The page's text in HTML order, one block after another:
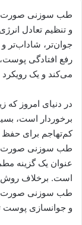
طب سوزنی صورت
و تنظیم تعادل
جوان‌تر،
رفع افتادگی
می‌کند و یک
در دنیای امروز
برخوردار است،
کم‌تهاجم برای
طب سوزنی صورت،
عنوان یک گزینه
است. برخلاف
طب سوزنی صورت
و جوانسازی پوست